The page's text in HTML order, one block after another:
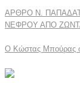
ΑΡΘΡΟ Ν.
ΝΕΦΡΟΥ ΑΠΟ
Ο Κώστας Μπούρας